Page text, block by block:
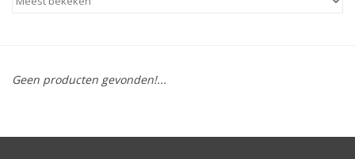
Geen producten gevonden!...